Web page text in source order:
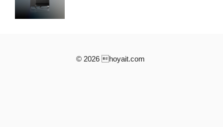
© 2026 hoyait.com